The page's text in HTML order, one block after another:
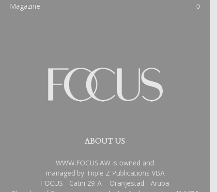
Magazine
0
ABOUT US
WWW.FOCUS.AW is owned and
managed by Triple Z Publications VBA
FOCUS - Catiri 29-A – Oranjestad - Aruba